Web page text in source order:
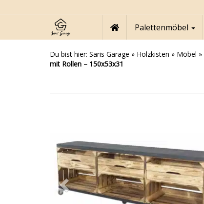
to
content
Palettenmöbel
Du bist hier: Saris Garage » Holzkisten » Möbel »
mit Rollen – 150x53x31